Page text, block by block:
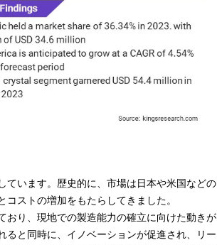
ています。歴史的に、市場は日本や米国などの
ストの増加をもたらしてきました。
おり、現地での製造能力の確立に向けた動きが
と同時に、イノベーションが促進され、リー